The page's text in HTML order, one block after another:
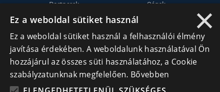
Partnerek
Szervezetek
Kapcsolat
Cégek
Lépj kapcsolatba velünk
×
Ez a weboldal sütiket használ
Ez a weboldal sütiket használ a felhasználói élmény
javítása érdekében. A weboldalunk használatával Ön
hozzájárul az összes süti használatához, a Cookie
szabályzatunknak megfelelően. Bővebben